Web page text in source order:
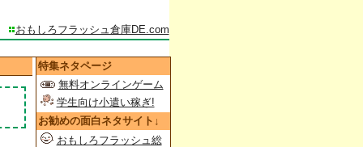
おもしろフラッシュ倉庫DE.com
特集ネタページ
無料オンラインゲーム
学生向け小遣い稼ぎ!
お勧めの面白ネタサイト↓
おもしろフラッシュ総